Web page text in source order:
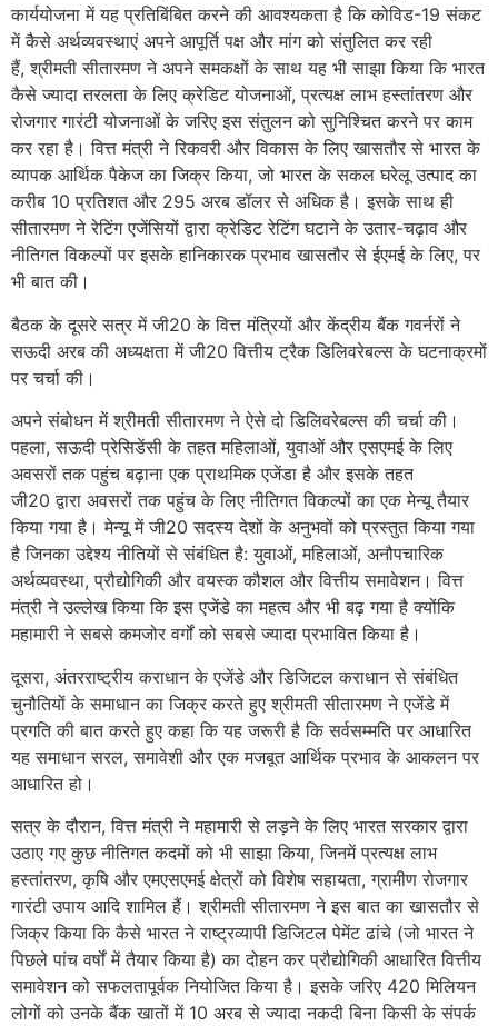
कार्ययोजना में यह प्रतिबिंबित करने की आवश्यकता है कि कोविड-19 संकट
में कैसे अर्थव्यवस्थाएं अपने आपूर्ति पक्ष और मांग को संतुलित कर रही
हैं, श्रीमती सीतारमण ने अपने समकक्षों के साथ यह भी साझा किया कि भारत
कैसे ज्यादा तरलता के लिए क्रेडिट योजनाओं, प्रत्यक्ष लाभ हस्तांतरण और
रोजगार गारंटी योजनाओं के जरिए इस संतुलन को सुनिश्चित करने पर काम
कर रहा है। वित्त मंत्री ने रिकवरी और विकास के लिए खासतौर से भारत के
व्यापक आर्थिक पैकेज का जिक्र किया, जो भारत के सकल घरेलू उत्पाद का
करीब 10 प्रतिशत और 295 अरब डॉलर से अधिक है। इसके साथ ही
सीतारमण ने रेटिंग एजेंसियों द्वारा क्रेडिट रेटिंग घटाने के उतार-चढ़ाव और
नीतिगत विकल्पों पर इसके हानिकारक प्रभाव खासतौर से ईएमई के लिए, पर
भी बात की।
बैठक के दूसरे सत्र में जी20 के वित्त मंत्रियों और केंद्रीय बैंक गवर्नरों ने
सऊदी अरब की अध्यक्षता में जी20 वित्तीय ट्रैक डिलिवरेबल्स के घटनाक्रमों
पर चर्चा की।
अपने संबोधन में श्रीमती सीतारमण ने ऐसे दो डिलिवरेबल्स की चर्चा की।
पहला, सऊदी प्रेसिडेंसी के तहत महिलाओं, युवाओं और एसएमई के लिए
अवसरों तक पहुंच बढ़ाना एक प्राथमिक एजेंडा है और इसके तहत
जी20 द्वारा अवसरों तक पहुंच के लिए नीतिगत विकल्पों का एक मेन्यू तैयार
किया गया है। मेन्यू में जी20 सदस्य देशों के अनुभवों को प्रस्तुत किया गया
है जिनका उद्देश्य नीतियों से संबंधित है: युवाओं, महिलाओं, अनौपचारिक
अर्थव्यवस्था, प्रौद्योगिकी और वयस्क कौशल और वित्तीय समावेशन। वित्त
मंत्री ने उल्लेख किया कि इस एजेंडे का महत्व और भी बढ़ गया है क्योंकि
महामारी ने सबसे कमजोर वर्गों को सबसे ज्यादा प्रभावित किया है।
दूसरा, अंतरराष्ट्रीय कराधान के एजेंडे और डिजिटल कराधान से संबंधित
चुनौतियों के समाधान का जिक्र करते हुए श्रीमती सीतारमण ने एजेंडे में
प्रगति की बात करते हुए कहा कि यह जरूरी है कि सर्वसम्मति पर आधारित
यह समाधान सरल, समावेशी और एक मजबूत आर्थिक प्रभाव के आकलन पर
आधारित हो।
सत्र के दौरान, वित्त मंत्री ने महामारी से लड़ने के लिए भारत सरकार द्वारा
उठाए गए कुछ नीतिगत कदमों को भी साझा किया, जिनमें प्रत्यक्ष लाभ
हस्तांतरण, कृषि और एमएसएमई क्षेत्रों को विशेष सहायता, ग्रामीण रोजगार
गारंटी उपाय आदि शामिल हैं। श्रीमती सीतारमण ने इस बात का खासतौर से
जिक्र किया कि कैसे भारत ने राष्ट्रव्यापी डिजिटल पेमेंट ढांचे (जो भारत ने
पिछले पांच वर्षों में तैयार किया है) का दोहन कर प्रौद्योगिकी आधारित वित्तीय
समावेशन को सफलतापूर्वक नियोजित किया है। इसके जरिए 420 मिलियन
लोगों को उनके बैंक खातों में 10 अरब से ज्यादा नकदी बिना किसी के संपर्क